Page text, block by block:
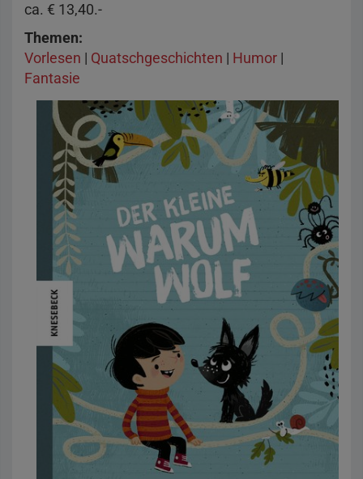
ca. € 13,40.-
Themen
Vorlesen | Quatschgeschichten | Humor |
Fantasie